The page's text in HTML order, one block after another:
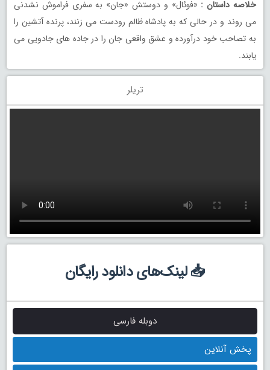
خلاصه داستان : «فوئال» و دوستش «جان» به سفری فراموش نشدنی
می روند و در حالی که به پادشاه ظالم رودست می زنند، پرنده آتشین را
به تصاحب خود درآورده و عشق واقعی جان را در جاده های جادویی می
یابند.
تریلر
📥 لینک‌های دانلود رایگان
دوبله فارسی
پخش آنلاین